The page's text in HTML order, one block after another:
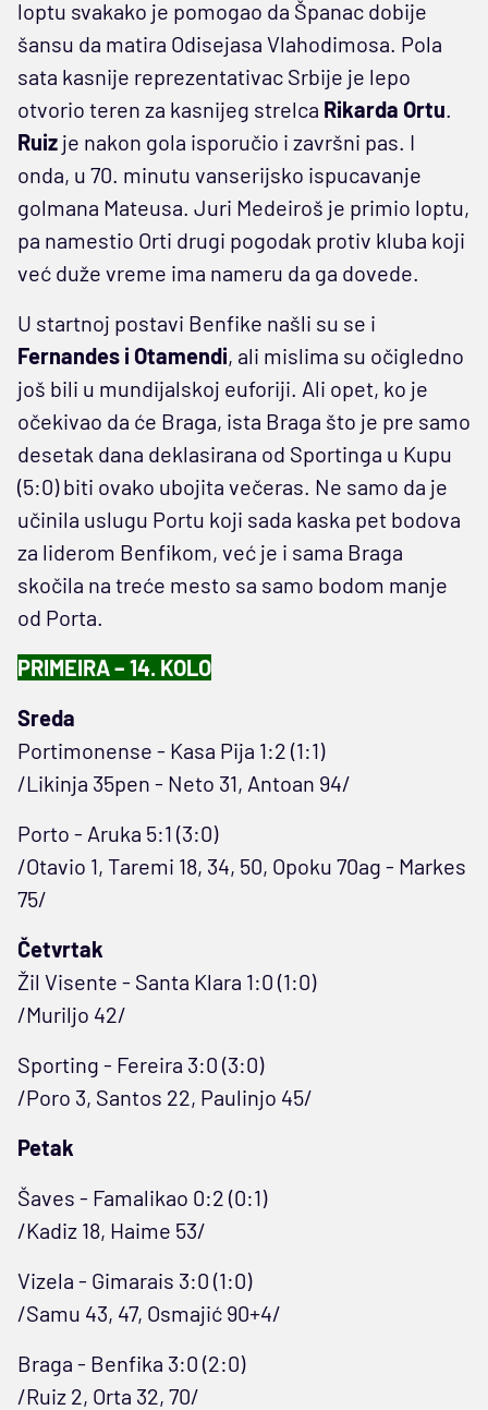
loptu svakako je pomogao da Španac dobije
šansu da matira Odisejasa Vlahodimosa. Pola
sata kasnije reprezentativac Srbije je lepo
otvorio teren za kasnijeg strelca Rikarda Ortu.
Ruiz je nakon gola isporučio i završni pas. I
onda, u 70. minutu vanserijsko ispucavanje
golmana Mateusa. Juri Medeiroš je primio loptu,
pa namestio Orti drugi pogodak protiv kluba koji
već duže vreme ima nameru da ga dovede.
U startnoj postavi Benfike našli su se i
Fernandes i Otamendi, ali mislima su očigledno
još bili u mundijalskoj euforiji. Ali opet, ko je
očekivao da će Braga, ista Braga što je pre samo
desetak dana deklasirana od Sportinga u Kupu
(5:0) biti ovako ubojita večeras. Ne samo da je
učinila uslugu Portu koji sada kaska pet bodova
za liderom Benfikom, već je i sama Braga
skočila na treće mesto sa samo bodom manje
od Porta.
PRIMEIRA – 14. KOLO
Sreda
Portimonense - Kasa Pija 1:2 (1:1)
/Likinja 35pen - Neto 31, Antoan 94/
Porto - Aruka 5:1 (3:0)
/Otavio 1, Taremi 18, 34, 50, Opoku 70ag - Markes
75/
Četvrtak
Žil Visente - Santa Klara 1:0 (1:0)
/Muriljo 42/
Sporting - Fereira 3:0 (3:0)
/Poro 3, Santos 22, Paulinjo 45/
Petak
Šaves - Famalikao 0:2 (0:1)
/Kadiz 18, Haime 53/
Vizela - Gimarais 3:0 (1:0)
/Samu 43, 47, Osmajić 90+4/
Braga - Benfika 3:0 (2:0)
/Ruiz 2, Orta 32, 70/